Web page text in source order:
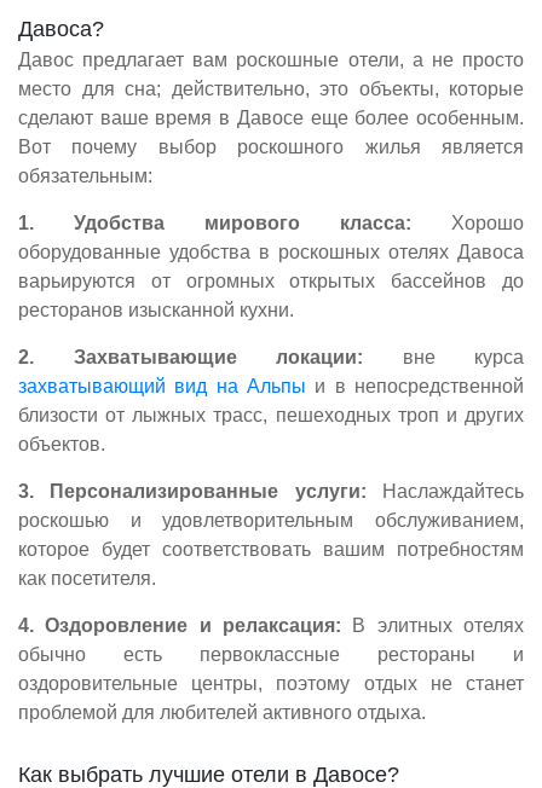
Давоса?
Давос предлагает вам роскошные отели, а не просто
место для сна; действительно, это объекты, которые
сделают ваше время в Давосе еще более особенным.
Вот почему выбор роскошного жилья является
обязательным:
1. Удобства мирового класса: Хорошо
оборудованные удобства в роскошных отелях Давоса
варьируются от огромных открытых бассейнов до
ресторанов изысканной кухни.
2. Захватывающие локации: вне курса
захватывающий вид на Альпы и в непосредственной
близости от лыжных трасс, пешеходных троп и других
объектов.
3. Персонализированные услуги: Наслаждайтесь
роскошью и удовлетворительным обслуживанием,
которое будет соответствовать вашим потребностям
как посетителя.
4. Оздоровление и релаксация: В элитных отелях
обычно есть первоклассные рестораны и
оздоровительные центры, поэтому отдых не станет
проблемой для любителей активного отдыха.
Как выбрать лучшие отели в Давосе?